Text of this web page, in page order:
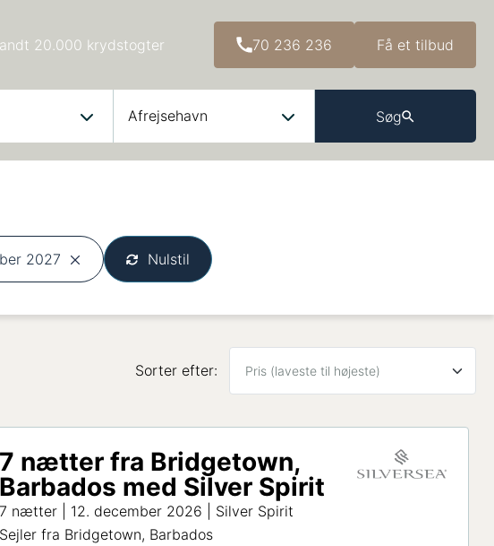
20.000 krydstogter 70 236 236 Få et tilbud
Afrejsehavn Søg
2027 Nulstil
Sorter efter:
7 nætter fra Bridgetown,
Barbados med Silver Spirit
7 nætter | 12. december 2026 | Silver Spirit
Sejler fra Bridgetown, Barbados